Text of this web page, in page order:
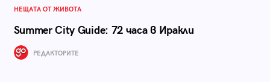
НЕЩАТА ОТ ЖИВОТА
Summer City Guide: 72 часа в Иракли
РЕДАКТОРИТЕ